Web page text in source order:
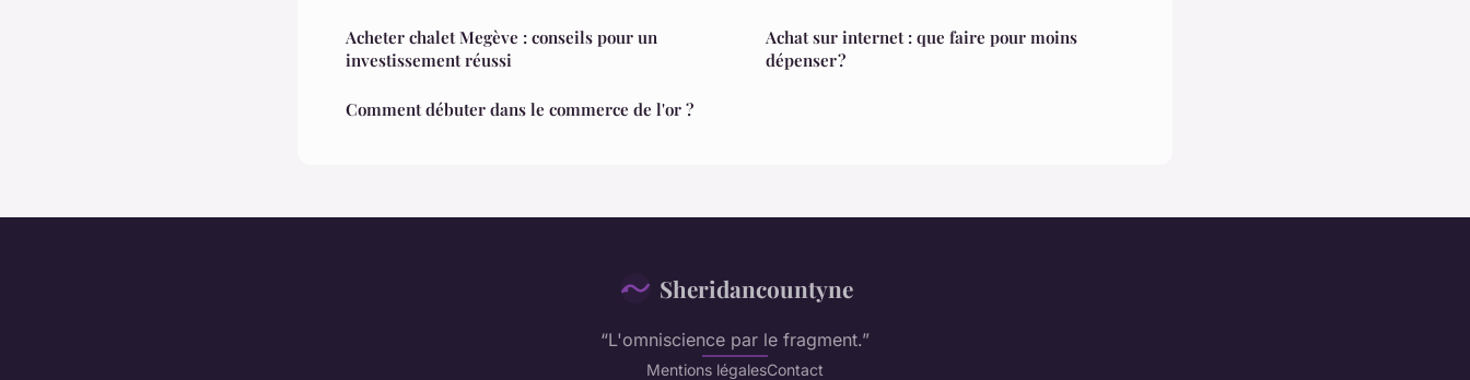
Acheter chalet Megève : conseils pour un
investissement réussi
Comment débuter dans le commerce de l'or ?
Achat sur internet : que faire pour moins
dépenser ?
Sheridancountyne
“L'omniscience par le fragment.”
Mentions légalesContact